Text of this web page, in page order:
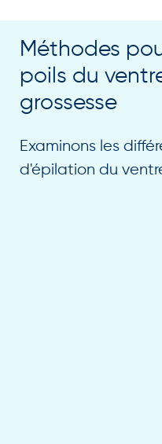
Méthodes
poils du
grossesse
Examinons les
d'épilation du